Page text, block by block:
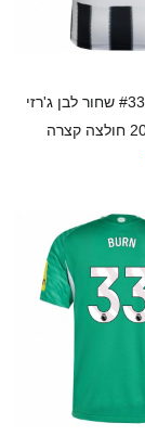
גברים דן ברן #33 שחור לבן ג'רזי